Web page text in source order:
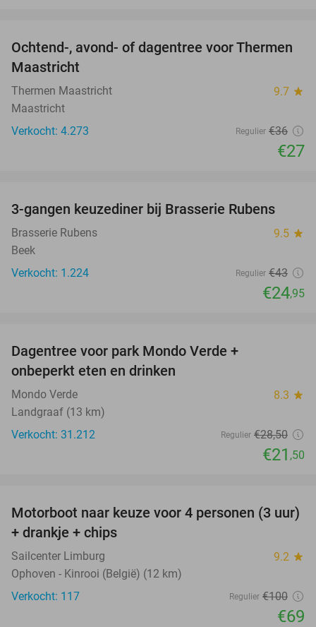
25%
Ochtend-, avond- of dagentree voor Thermen
Maastricht
Thermen Maastricht 9.7 star
Maastricht
Verkocht: 4.273
Regulier €36
€27
42%
3-gangen keuzediner bij Brasserie Rubens
Brasserie Rubens 9.5 star
Beek
Verkocht: 1.224
Regulier €43
€24,95
Dagentree voor park Mondo Verde +
onbeperkt eten en drinken
Mondo Verde 8.3 star
Landgraaf (13 km)
Verkocht: 31.212
Regulier €28,50
€21 ,50
31%
Motorboot naar keuze voor 4 personen (3 uur)
+ drankje + chips
Sailcenter Limburg 9.2 star
Ophoven - Kinrooi (België) (12 km)
Verkocht: 117
Regulier €100
€69